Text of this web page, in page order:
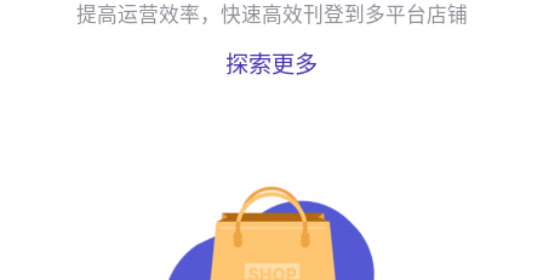
提高运营效率，快速高效刊登到多平台店铺
探索更多